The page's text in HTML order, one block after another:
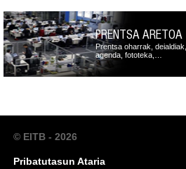
PRENTSA ARETOA
Prentsa oharrak, deialdiak,
agenda, fototeka,…
© EITB - 2026
Pribatutasun Ataria